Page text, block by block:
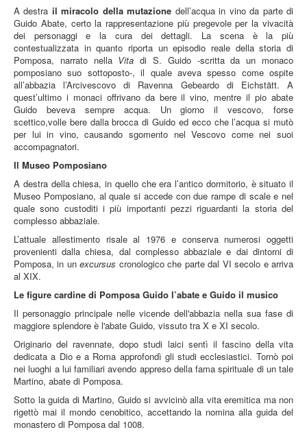
A destra il miracolo della mutazione dell’acqua in vino da parte di
Guido Abate, certo la rappresentazione più pregevole per la vivacità
dei personaggi e la cura dei dettagli. La scena è la più
contestualizzata in quanto riporta un episodio reale della storia di
Pomposa, narrato nella Vita di S. Guido -scritta da un monaco
pomposiano suo sottoposto-, il quale aveva spesso come ospite
all’abbazia l’Arcivescovo di Ravenna Gebeardo di Eichstätt. A
quest’ultimo i monaci offrivano da bere il vino, mentre il pio abate
Guido beveva sempre acqua. Un giorno il vescovo, forse
scettico,volle bere dalla brocca di Guido ed ecco che l’acqua si mutò
per lui in vino, causando sgomento nel Vescovo come nei suoi
accompagnatori.
Il Museo Pomposiano
A destra della chiesa, in quello che era l’antico dormitorio, è situato il
Museo Pomposiano, al quale si accede con due rampe di scale e nel
quale sono custoditi i più importanti pezzi riguardanti la storia del
complesso abbaziale.
L’attuale allestimento risale al 1976 e conserva numerosi oggetti
provenienti dalla chiesa, dal complesso abbaziale e dai dintorni di
Pomposa, in unexcursus cronologico che parte dal VI secolo e arriva
al XIX.
Le figure cardine di Pomposa Guido l’abate e Guido il musico
Il personaggio principale nelle vicende dell'abbazia nella sua fase di
maggiore splendore è l'abate Guido, vissuto tra X e XI secolo.
Originario del ravennate, dopo studi laici sentì il fascino della vita
dedicata a Dio e a Roma approfondì gli studi ecclesiastici. Tornò poi
nei luoghi a lui familiari avendo appreso della fama spirituale di un tale
Martino, abate di Pomposa.
Sotto la guida di Martino, Guido si avvicinò alla vita eremitica ma non
rigettò mai il mondo cenobitico, accettando la nomina alla guida del
monastero di Pomposa dal 1008.